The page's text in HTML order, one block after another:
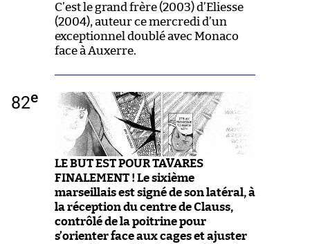
C’est le grand frère (2003) d’Eliesse
(2004), auteur ce mercredi d’un
exceptionnel doublé avec Monaco
face à Auxerre.
82e
LE BUT EST POUR TAVARES
FINALEMENT ! Le sixième
marseillais est signé de son latéral, à
la réception du centre de Clauss,
contrôlé de la poitrine pour
s’orienter face aux cages et ajuster